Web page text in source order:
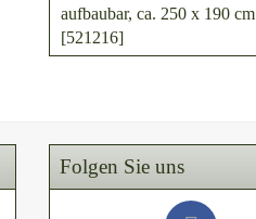
aufbaubar, ca. 250 x 190 cm
[521216]
Folgen Sie uns